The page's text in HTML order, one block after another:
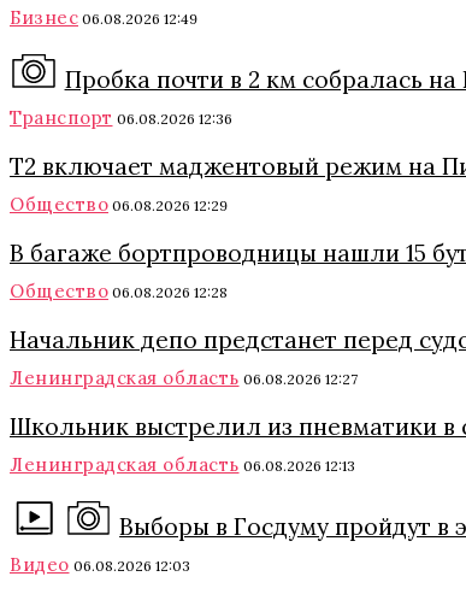
Бизнес 06.08.2026 12:49
Пробка почти в 2 км собралась
Транспорт 06.08.2026 12:36
Т2 включает маджентовый режим на
Общество 06.08.2026 12:29
В багаже бортпроводницы нашли 15
Общество 06.08.2026 12:28
Начальник депо предстанет перед
Ленинградская область 06.08.2026 12:27
Школьник выстрелил из пневматики в
Ленинградская область 06.08.2026 12:13
Выборы в Госдуму пройдут в
Видео 06.08.2026 12:03